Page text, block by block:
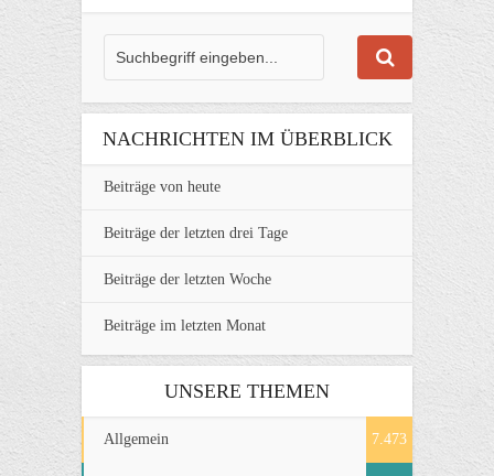
NACHRICHTEN IM ÜBERBLICK
Beiträge von heute
Beiträge der letzten drei Tage
Beiträge der letzten Woche
Beiträge im letzten Monat
UNSERE THEMEN
Allgemein 7.473